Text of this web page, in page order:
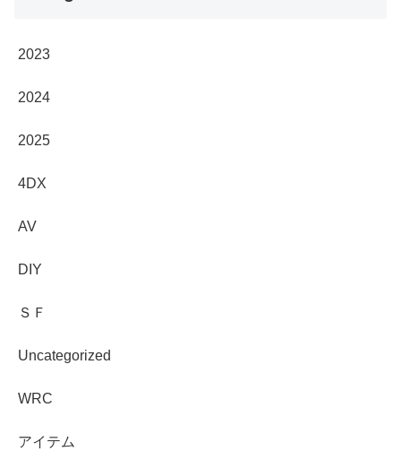
2023
2024
2025
4DX
AV
DIY
ＳＦ
Uncategorized
WRC
アイテム